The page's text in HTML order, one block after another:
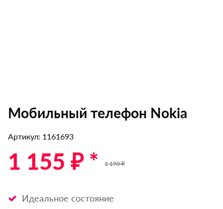
Мобильный телефон Nokia
Артикул: 1161693
1 155 ₽ * 1 190 ₽
Идеальное состояние